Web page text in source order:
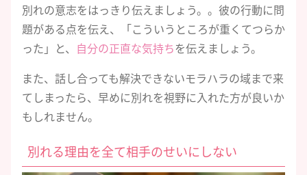
別れの意志をはっきり伝えましょう。。彼の行動に問
題がある点を伝え、「こういうところが重くてつらか
った」と、 自分の正直な気持ちを伝えましょう。
また、話し合っても解決できないモラハラの域まで来
てしまったら、早めに別れを視野に入れた方が良いか
もしれません。
別れる理由を全て相手のせいにしない